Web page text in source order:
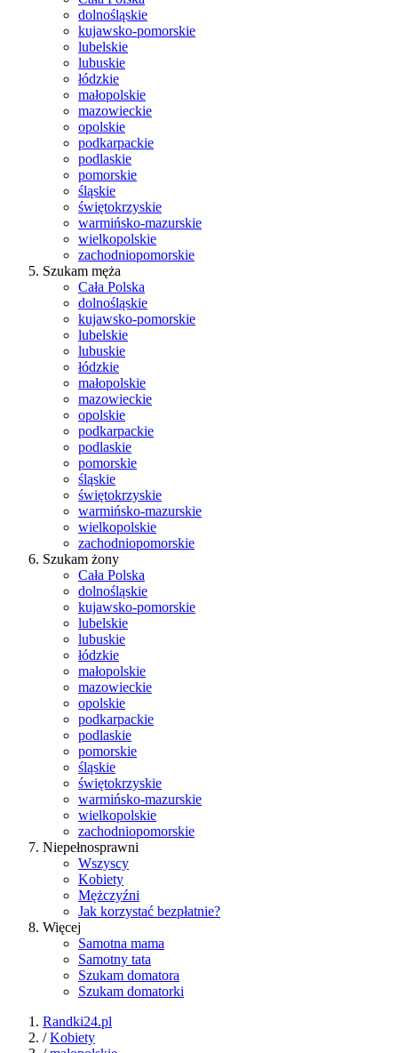
dolnośląskie
kujawsko-pomorskie
lubelskie
lubuskie
łódzkie
małopolskie
mazowieckie
opolskie
podkarpackie
podlaskie
pomorskie
śląskie
świętokrzyskie
warmińsko-mazurskie
wielkopolskie
zachodniopomorskie
Szukam męża
Cała Polska
dolnośląskie
kujawsko-pomorskie
lubelskie
lubuskie
łódzkie
małopolskie
mazowieckie
opolskie
podkarpackie
podlaskie
pomorskie
śląskie
świętokrzyskie
warmińsko-mazurskie
wielkopolskie
zachodniopomorskie
Szukam żony
Cała Polska
dolnośląskie
kujawsko-pomorskie
lubelskie
lubuskie
łódzkie
małopolskie
mazowieckie
opolskie
podkarpackie
podlaskie
pomorskie
śląskie
świętokrzyskie
warmińsko-mazurskie
wielkopolskie
zachodniopomorskie
Niepełnosprawni
Wszyscy
Kobiety
Mężczyźni
Jak korzystać bezpłatnie?
Więcej
Samotna mama
Samotny tata
Szukam domatora
Szukam domatorki
Randki24.pl
/Kobiety